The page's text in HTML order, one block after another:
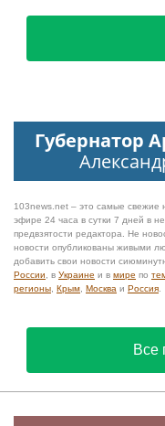
Губернатор
103news.net – это самые свежие
эфире 24 часа в сутки 7 дней в
предвзятости редактора. Не
новости опубликованы живыми
добавить свои новости
России , в Украине и в мире по
регионы Крым Москва и Россия
Все